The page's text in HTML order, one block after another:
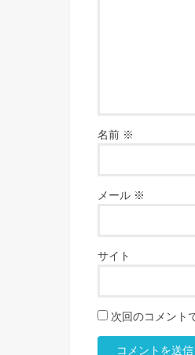
名前 ※
メール ※
サイト
次回のコメント